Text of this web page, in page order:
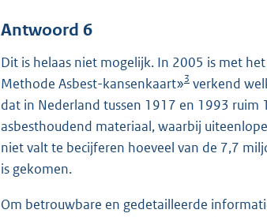
Antwoord 6
Dit is helaas niet mogelijk. In 2005 is met
Methode Asbest-kansenkaart»3 verkend
dat in Nederland tussen 1917 en 1993 ruim
asbesthoudend materiaal, waarbij
niet valt te becijferen hoeveel van de 7,7
is gekomen.
Om betrouwbare en gedetailleerde